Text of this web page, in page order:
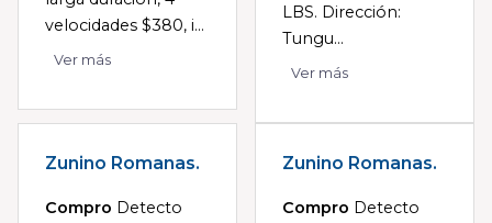
velocidades $380, i...
Ver más
LBS. Dirección:
Tungu...
Ver más
Zunino Romanas.
Compro Detecto
Zunino Romanas.
Compro Detecto